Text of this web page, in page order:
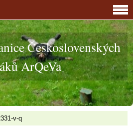
Československých
ArQeVa
v-q